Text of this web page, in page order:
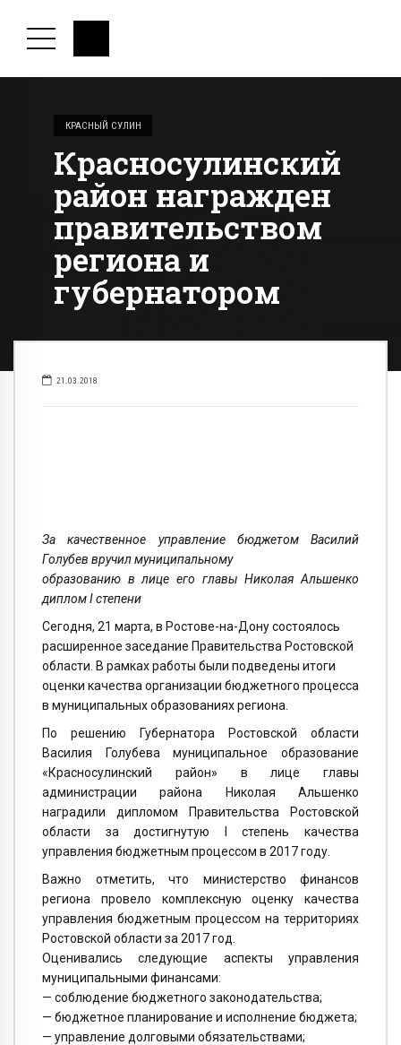
КРАСНЫЙ СУЛИН
Красносулинский
район награжден
правительством
региона и
губернатором
21.03.2018
За качественное управление бюджетом Василий
Голубев вручил муниципальному
образованию в лице его главы Николая Альшенко
диплом I степени
Сегодня, 21 марта, в Ростове-на-Дону состоялось
расширенное заседание Правительства Ростовской
области. В рамках работы были подведены итоги
оценки качества организации бюджетного процесса
в муниципальных образованиях региона.
По решению Губернатора Ростовской области
Василия Голубева муниципальное образование
«Красносулинский район» в лице главы
администрации района Николая Альшенко
наградили дипломом Правительства Ростовской
области за достигнутую I степень качества
управления бюджетным процессом в 2017 году.
Важно отметить, что министерство финансов
региона провело комплексную оценку качества
управления бюджетным процессом на территориях
Ростовской области за 2017 год.
Оценивались следующие аспекты управления
муниципальными финансами:
— соблюдение бюджетного законодательства;
— бюджетное планирование и исполнение бюджета;
— управление долговыми обязательствами;